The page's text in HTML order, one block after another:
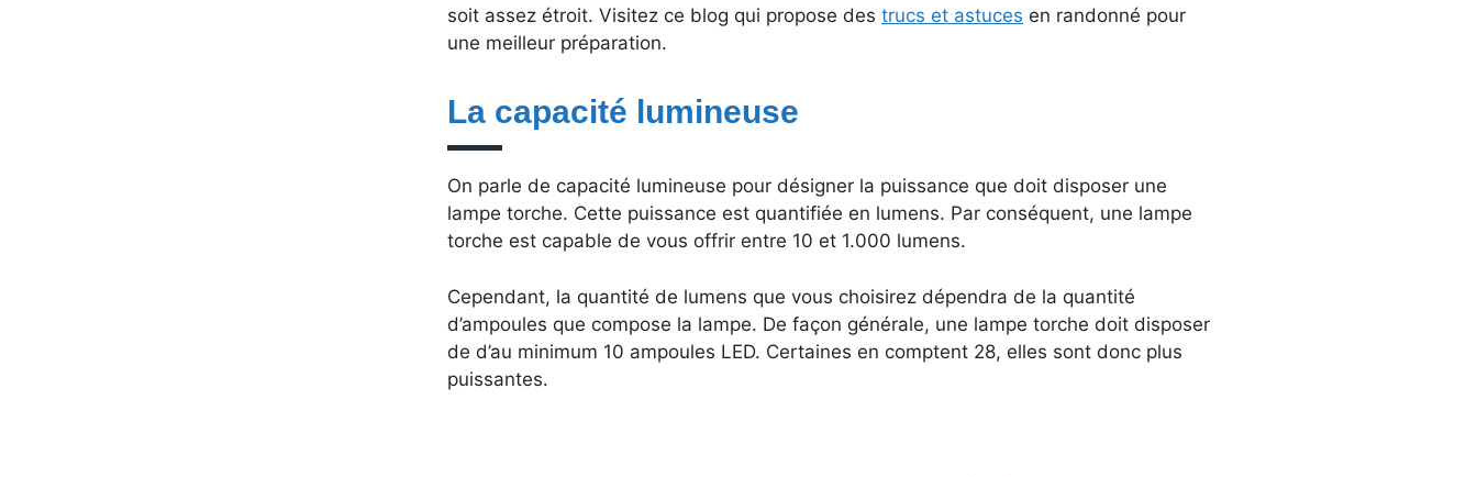
soit assez étroit. Visitez ce blog qui propose des trucs et astuces en randonné pour
une meilleur préparation.
La capacité lumineuse
On parle de capacité lumineuse pour désigner la puissance que doit disposer une
lampe torche. Cette puissance est quantifiée en lumens. Par conséquent, une lampe
torche est capable de vous offrir entre 10 et 1.000 lumens.
Cependant, la quantité de lumens que vous choisirez dépendra de la quantité
d’ampoules que compose la lampe. De façon générale, une lampe torche doit disposer
de d’au minimum 10 ampoules LED. Certaines en comptent 28, elles sont donc plus
puissantes.